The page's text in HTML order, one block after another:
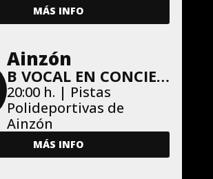
MÁS INFO
Ainzón
B VOCAL EN CONCIERTO
20:00 h. | Pistas
Polideportivas de
Ainzón
MÁS INFO